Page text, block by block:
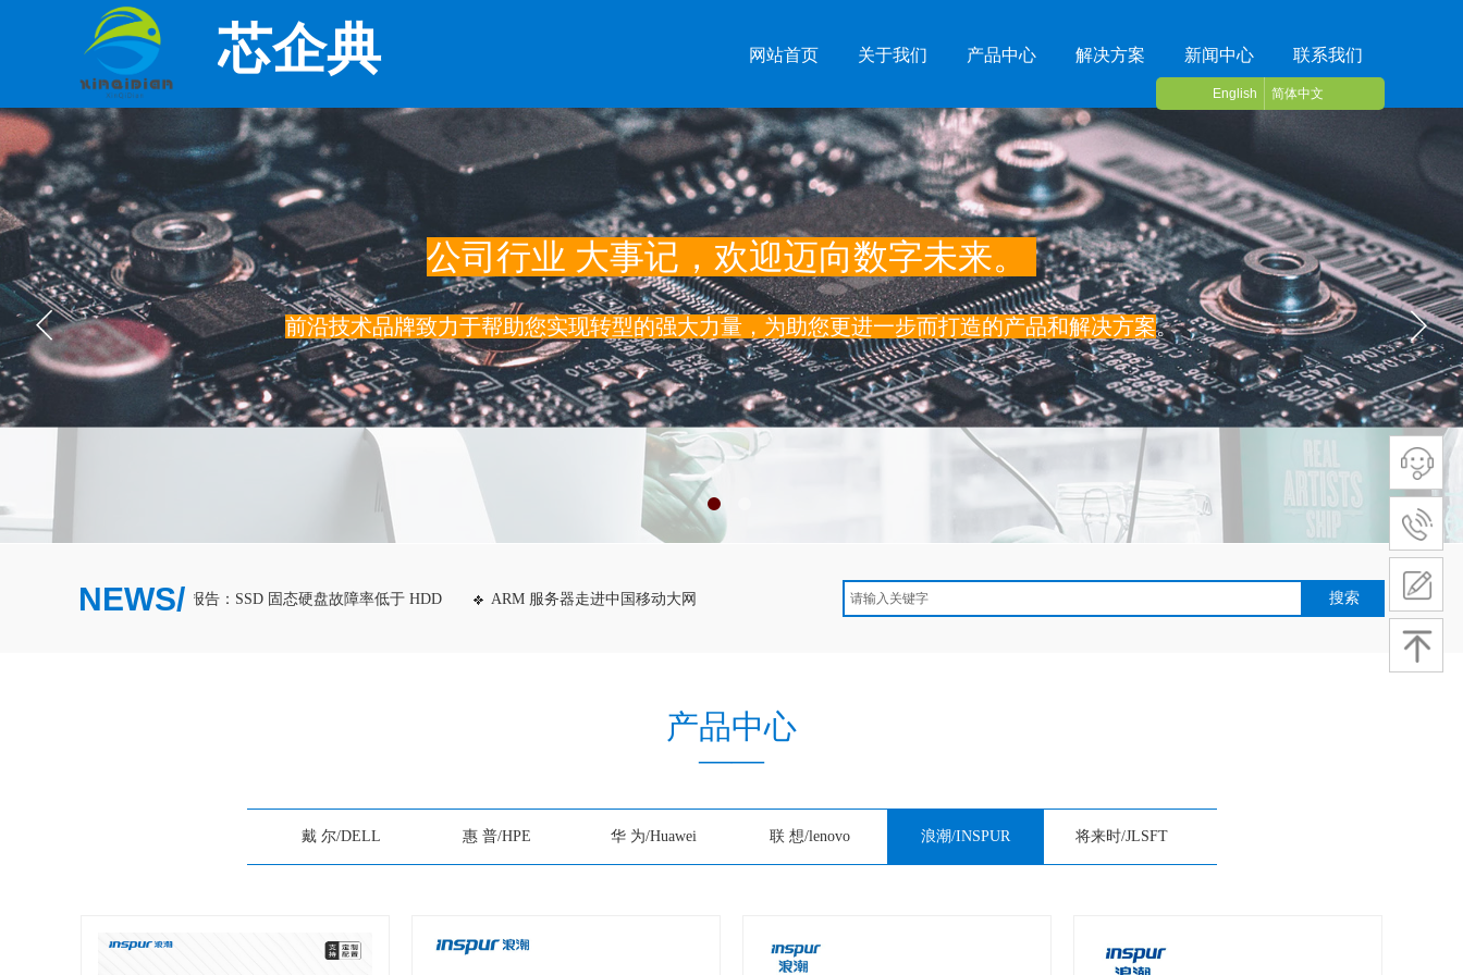
网站首页 关于我们 产品中心 解决方案 新闻中心 联系我们
芯企典
English 简体中文
公司行业 大事记，欢迎迈向数字未来。
​前沿技术品牌致力于帮助您实现转型的强大力量， 为助您更进一步而打造的产品和解决方案。
搜索
NEWS/
发布第一季度硬盘情况报告：SSD 固态硬盘故障率低于 HDD ARM 服务器走进中国移动大网 XX科技现XX神器652！将推RXXXX Pro平板 离开XX的怀抱依旧强！VXXX笔记本赚钱了
产品中心
——
戴 尔/DELL 惠 普/HPE 华 为/Huawei 联 想/lenovo 浪潮/INSPUR 将来时/JLSFT